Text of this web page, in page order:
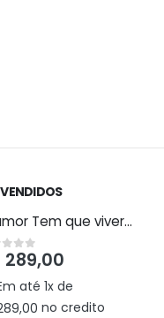
O amor Tem que viver isso
of 5
289,00
até 1x de
no credito